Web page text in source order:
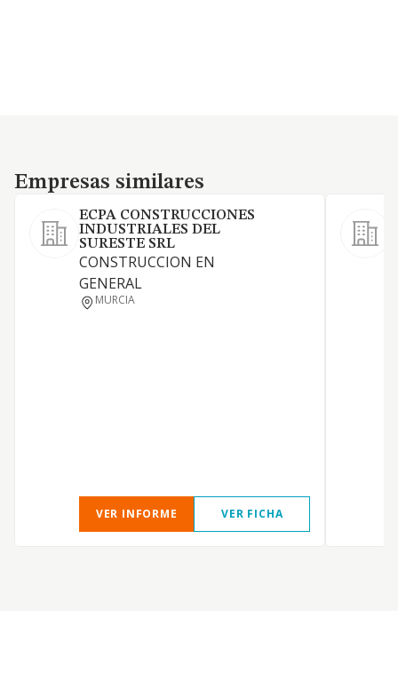
Empresas similares
Empresas similares
ECPA CONSTRUCCIONES
INDUSTRIALES DEL
SURESTE SRL
CONSTRUCCION EN
GENERAL
MURCIA
VER INFORME VER FICHA